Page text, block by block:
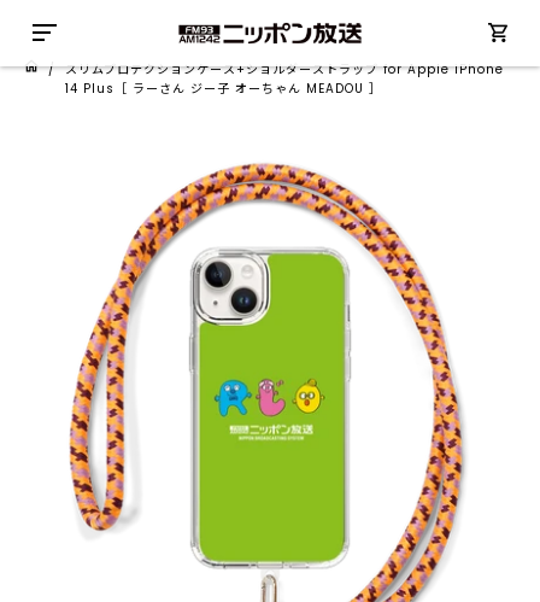
/スリムプロテクションケース+ショルダーストラップ for Apple iPhone
14 Plus［ ラーさん ジー子 オーちゃん MEADOU ］